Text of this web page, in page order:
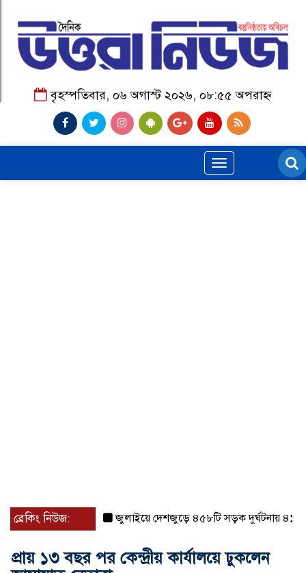
বৃহস্পতিবার, ০৬ অগাস্ট ২০২৬, ০৮:৫৫ অপরাহ্ন
Toggle
navigation
ব্রেকিং নিউজ: জুলাইয়ে দেশজুড়ে ৪৫৮টি সড়ক দুর্ঘটনায় ৪১৬ জন
প্রায় ১৩ বছর পর কেন্দ্রীয় কার্যালয়ে ঢুকলেন